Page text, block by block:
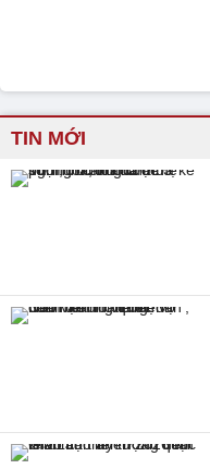
TIN MỚI